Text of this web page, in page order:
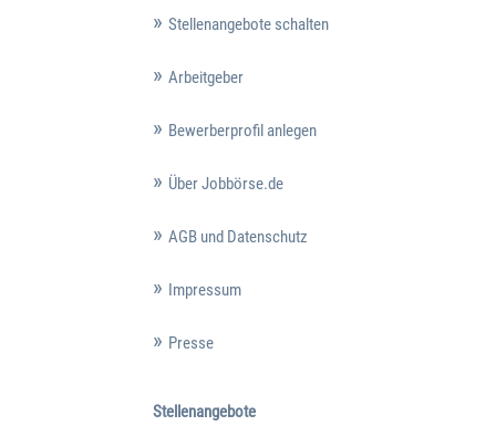
Stellenangebote schalten
Arbeitgeber
Bewerberprofil anlegen
Über Jobbörse.de
AGB und Datenschutz
Impressum
Presse
Stellenangebote